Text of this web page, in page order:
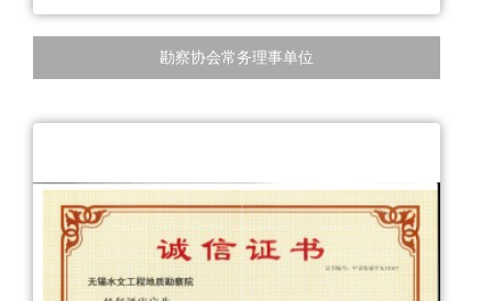
勘察协会常务理事单位